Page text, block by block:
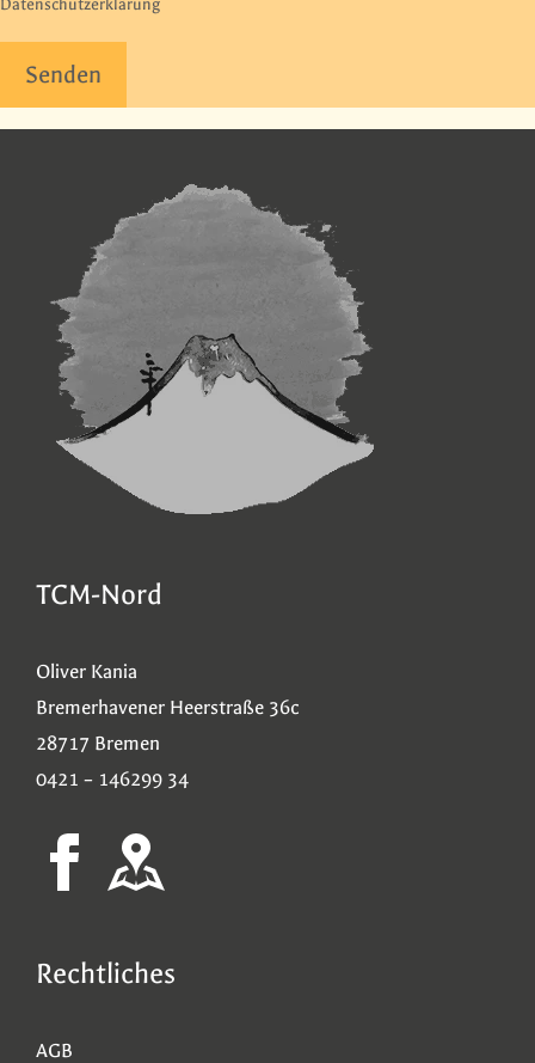
Bitte lasse dieses Feld leer.
TCM-Nord
Oliver Kania
Bremerhavener Heerstraße 36c
28717 Bremen
0421 – 146299 34
Rechtliches
AGB